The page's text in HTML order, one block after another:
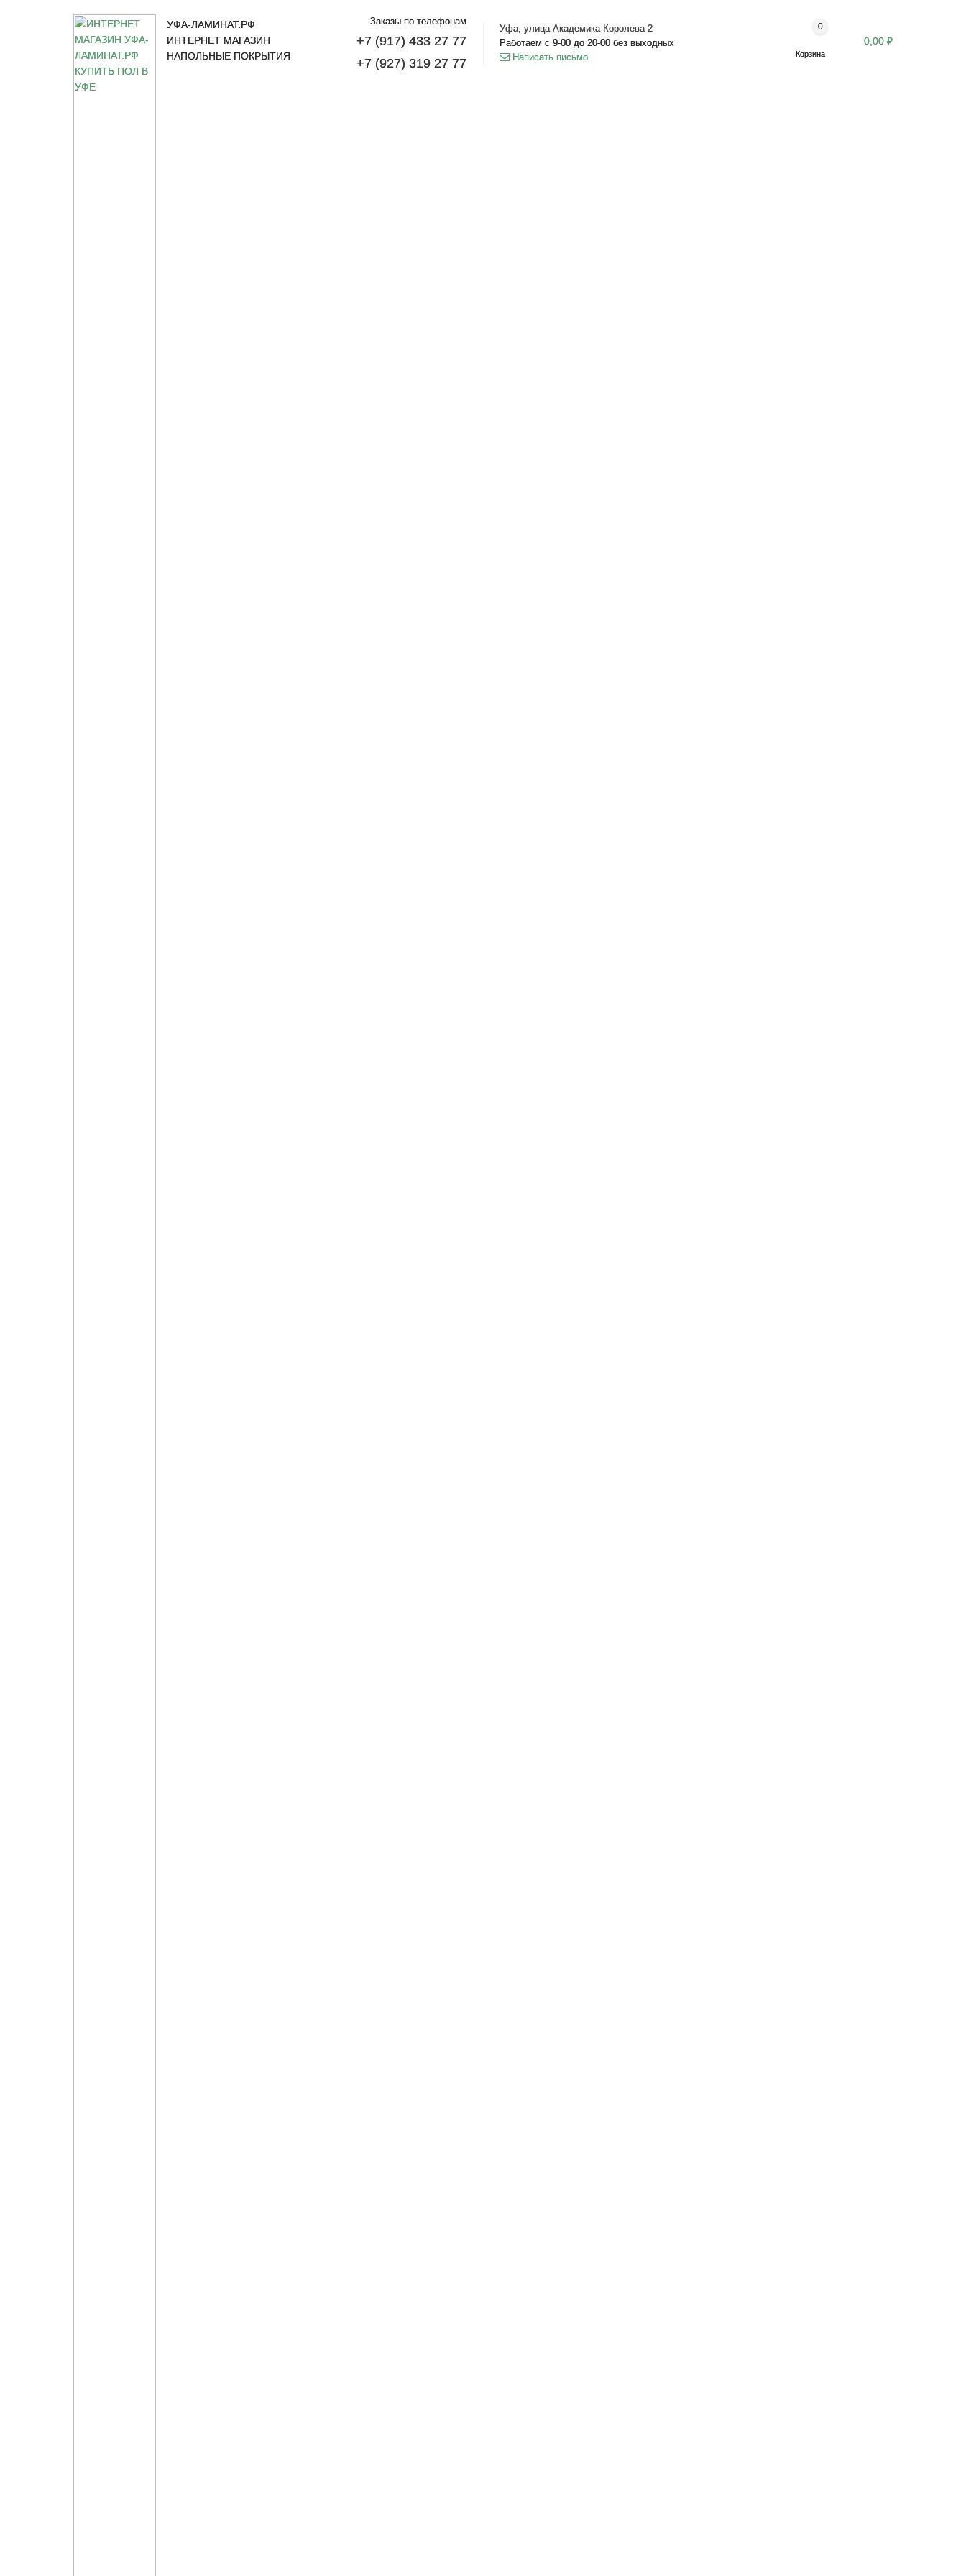
УФА-ЛАМИНАТ.РФ
ИНТЕРНЕТ МАГАЗИН
НАПОЛЬНЫЕ ПОКРЫТИЯ
Заказы по телефонам
+7 (917) 433 27 77
+7 (927) 319 27 77
Уфа, улица Академика Королева 2
Работаем с 9-00 до 20-00 без выходных
Написать письмо
Корзина
0
0,00 ₽